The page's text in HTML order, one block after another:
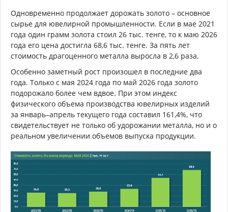
Одновременно продолжает дорожать золото – основное
сырье для ювелирной промышленности. Если в мае 2021
года один грамм золота стоил 26 тыс. тенге, то к маю 2026
года его цена достигла 68,6 тыс. тенге. За пять лет
стоимость драгоценного металла выросла в 2,6 раза.
Особенно заметный рост произошел в последние два
года. Только с мая 2024 года по май 2026 года золото
подорожало более чем вдвое. При этом индекс
физического объема производства ювелирных изделий
за январь–апрель текущего года составил 161,4%, что
свидетельствует не только об удорожании металла, но и о
реальном увеличении объемов выпуска продукции.